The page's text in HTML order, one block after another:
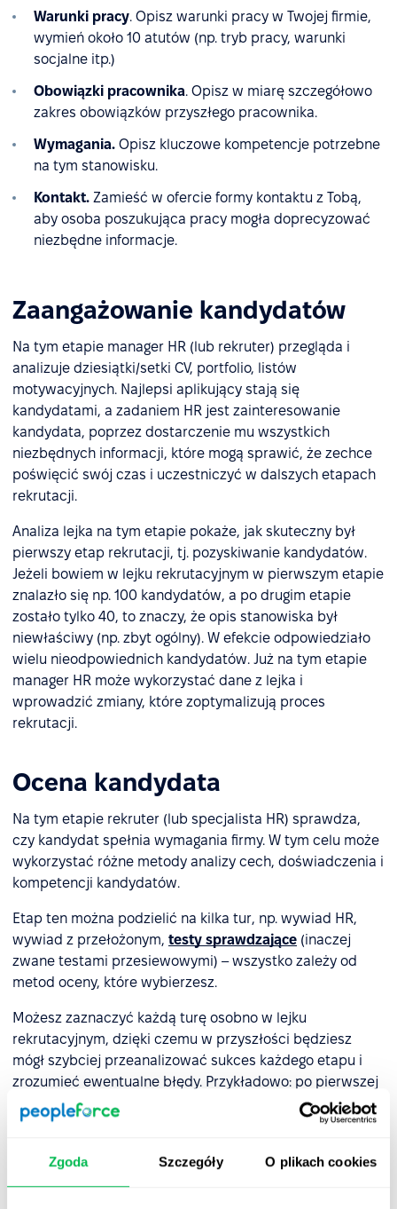
Zgoda Szczegóły O plikach cookies
Warunki pracy. Opisz warunki pracy w Twojej firmie,
wymień około 10 atutów (np. tryb pracy, warunki
socjalne itp.)
Obowiązki pracownika. Opisz w miarę szczegółowo
zakres obowiązków przyszłego pracownika.
Wymagania. Opisz kluczowe kompetencje potrzebne
na tym stanowisku.
Kontakt. Zamieść w ofercie formy kontaktu z Tobą,
aby osoba poszukująca pracy mogła doprecyzować
niezbędne informacje.
Zaangażowanie kandydatów
Na tym etapie manager HR (lub rekruter) przegląda i
analizuje dziesiątki/setki CV, portfolio, listów
motywacyjnych. Najlepsi aplikujący stają się
kandydatami, a zadaniem HR jest zainteresowanie
kandydata, poprzez dostarczenie mu wszystkich
niezbędnych informacji, które mogą sprawić, że zechce
poświęcić swój czas i uczestniczyć w dalszych etapach
rekrutacji.
Analiza lejka na tym etapie pokaże, jak skuteczny był
pierwszy etap rekrutacji, tj. pozyskiwanie kandydatów.
Jeżeli bowiem w lejku rekrutacyjnym w pierwszym etapie
znalazło się np. 100 kandydatów, a po drugim etapie
zostało tylko 40, to znaczy, że opis stanowiska był
niewłaściwy (np. zbyt ogólny). W efekcie odpowiedziało
wielu nieodpowiednich kandydatów. Już na tym etapie
manager HR może wykorzystać dane z lejka i
wprowadzić zmiany, które zoptymalizują proces
rekrutacji.
Ocena kandydata
Na tym etapie rekruter (lub specjalista HR) sprawdza,
czy kandydat spełnia wymagania firmy. W tym celu może
wykorzystać różne metody analizy cech, doświadczenia i
kompetencji kandydatów.
Etap ten można podzielić na kilka tur, np. wywiad HR,
wywiad z przełożonym, testy sprawdzające (inaczej
zwane testami przesiewowymi) – wszystko zależy od
metod oceny, które wybierzesz.
Możesz zaznaczyć każdą turę osobno w lejku
rekrutacyjnym, dzięki czemu w przyszłości będziesz
mógł szybciej przeanalizować sukces każdego etapu i
zrozumieć ewentualne błędy. Przykładowo: po pierwszej
turze rozmów kwalifikacyjnych wybrano ośmiu
kandydatów, a po rozmowie z menedżerem wszyscy
ma być pracownik – inaczej widzi go dział HR, inaczej
przyszli przełożeni lub zarząd firmy. Aby naprawić taki